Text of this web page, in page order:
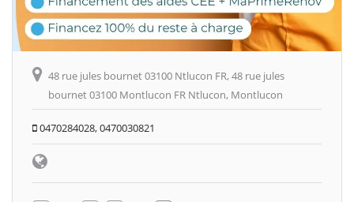
48 rue jules bournet 03100 Ntlucon FR, 48 rue jules
bournet 03100 Montlucon FR Ntlucon, Montlucon
0470284028, 0470030821